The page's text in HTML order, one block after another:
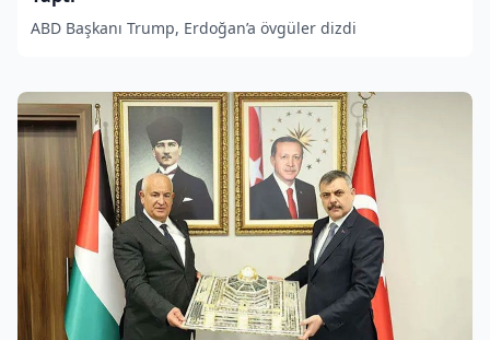
ABD Başkanı Trump, Erdoğan’a övgüler dizdi